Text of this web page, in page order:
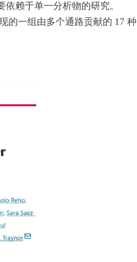
赖于单一分析物的研究。
的一组由多个通路贡献的 17